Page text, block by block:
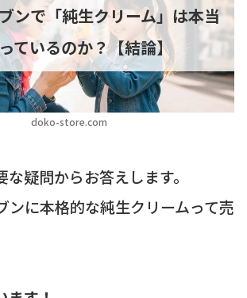
doko-store.com
ンで「純生クリーム」は本当
ているのか？【結論】
な疑問からお答えします。
ンに本格的な純生クリームって売